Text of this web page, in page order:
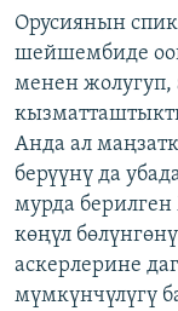
БИЗ ЖАНА ДҮЙНӨ
ЭЖЕ-СИҢДИЛЕР
АЗАТТЫК+
ЫҢГАЙСЫЗ
Русский
ОНЛАЙН ШЕРИНЕ
ЭЕ/АРнун
Орусиянын
шейшембиде
менен жолугуп,
Анда ал
берүүнү да
мурда
көңүл
аскерлерине
мүмкүнчүлүгү